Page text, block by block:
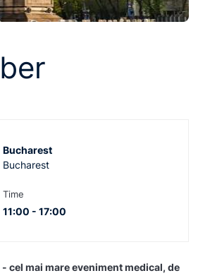
Bucharest
Bucharest
Time
11:00 - 17:00
cel mai mare eveniment medical, de